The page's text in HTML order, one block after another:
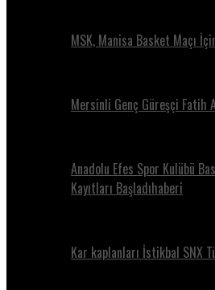
MSK, Manisa Basket Maçı
Mersinli Genç Güreşçi Fatih
Anadolu Efes Spor Kulübü
Kayıtları Başladıhaberi
Kar kaplanları İstikbal SNX